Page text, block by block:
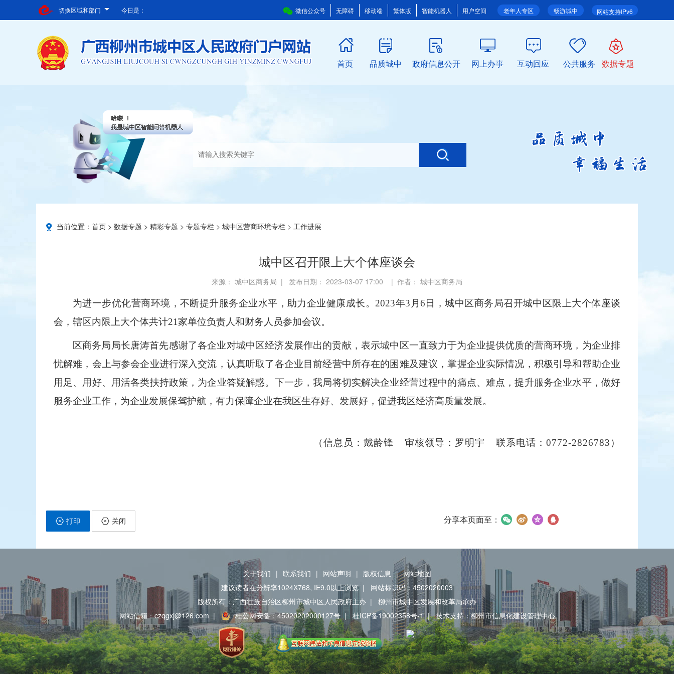
切换区域和部门 网站支持IPv6
畅游城中
老年人专区
微信公众号 无障碍 移动端 繁体版 智能机器人 用户空间
今日是：
首页 品质城中 政府信息公开 网上办事 互动回应 公共服务 数据专题
当前位置： 首页 > 数据专题 > 精彩专题 > 专题专栏 > 城中区营商环境专栏 > 工作进展
城中区召开限上大个体座谈会
来源： 城中区商务局 | 发布日期： 2023-03-07 17:00 | 作者： 城中区商务局
为进一步优化营商环境，不断提升服务企业水平 ，助力企业健康成长。2023年3 月 6日，城中区商务局召开城中区限上大个体座谈
会，辖区内限上大个体共计21家单位负责人和财务人员参加会议。
区商务局局长唐涛首先感谢了各企业对城中区经济发展作出的贡献， 表示城中区一直致力于为企业提供优质的营商环境，为企业排
忧解难，会上与参会企业进行深入交流，认真听取了各企业目前经营中所存在的困难及建议，掌握企业实际情况，积极引导和帮助企业
用足、用好、用活各类扶持政策，为企业答疑解惑。下一步，我局将切实解决企业经营过程中的痛点、难点，提升服务企业水平，做好
服务企业工作，为企业发展保驾护航 ，有力保障企业在我区生存好、发展好，促进我区经济高质量发展。
（信息员：戴龄锋 审核领导：罗明宇 联系电话： 0772-2826783）
打印 关闭 分享本页面至：
关于我们 | 联系我们 | 网站声明 | 版权信息 | 网站地图
建议读者在分辨率1024X768, IE9.0以上浏览 |
网站标识码：4502020003
版权所有：广西壮族自治区柳州市城中区人民政府主办 |
柳州市城中区发展和改革局承办
网站信箱：czqgxj@126.com | 桂公网安备：45020202000127号 | 桂ICP备19002358号-1 | 技术支持：柳州市信息化建设管理中心